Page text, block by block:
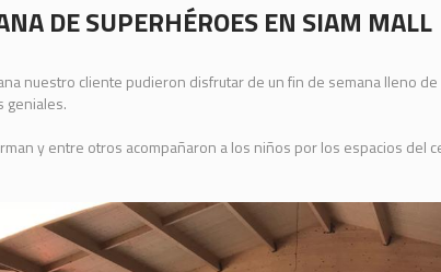
DE SUPERHÉROES EN SIAM MALL
nuestro cliente pudieron disfrutar de un fin de semana lleno
geniales.
y entre otros acompañaron a los niños por los espacios del